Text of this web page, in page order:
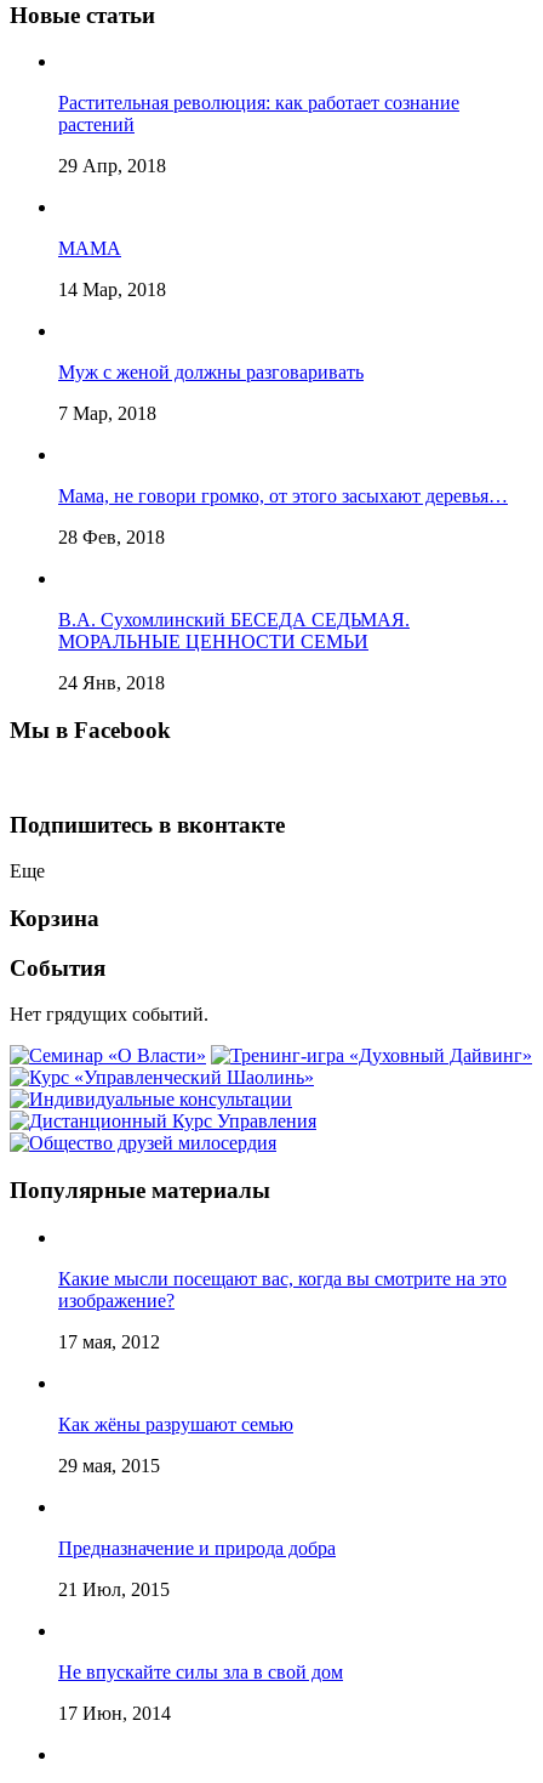
Новые статьи
Растительная революция: как работает сознание
растений
29 Апр, 2018
МАМА
14 Мар, 2018
Муж с женой должны разговаривать
7 Мар, 2018
Мама, не говори громко, от этого засыхают деревья…
28 Фев, 2018
В.А. Сухомлинский БЕСЕДА СЕДЬМАЯ.
МОРАЛЬНЫЕ ЦЕННОСТИ СЕМЬИ
24 Янв, 2018
Мы в Facebook
Подпишитесь в вконтакте
Еще
Корзина
События
Нет грядущих событий.
Популярные материалы
Какие мысли посещают вас, когда вы смотрите на это
изображение?
17 мая, 2012
Как жёны разрушают семью
29 мая, 2015
Предназначение и природа добра
21 Июл, 2015
Не впускайте силы зла в свой дом
17 Июн, 2014